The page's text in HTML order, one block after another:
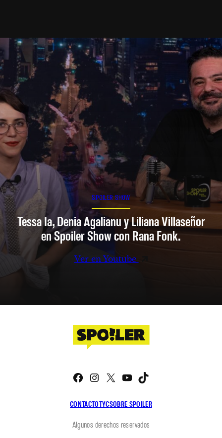
SPOILER SHOW
Tessa Ia, Denia Agalianu y Liliana Villaseñor
en Spoiler Show con Rana Fonk.
Ver en Youtube
CONTACTOTYCSOBRE SPOILER
Facebook
Instagram
X YouTube
Algunos derechos reservados